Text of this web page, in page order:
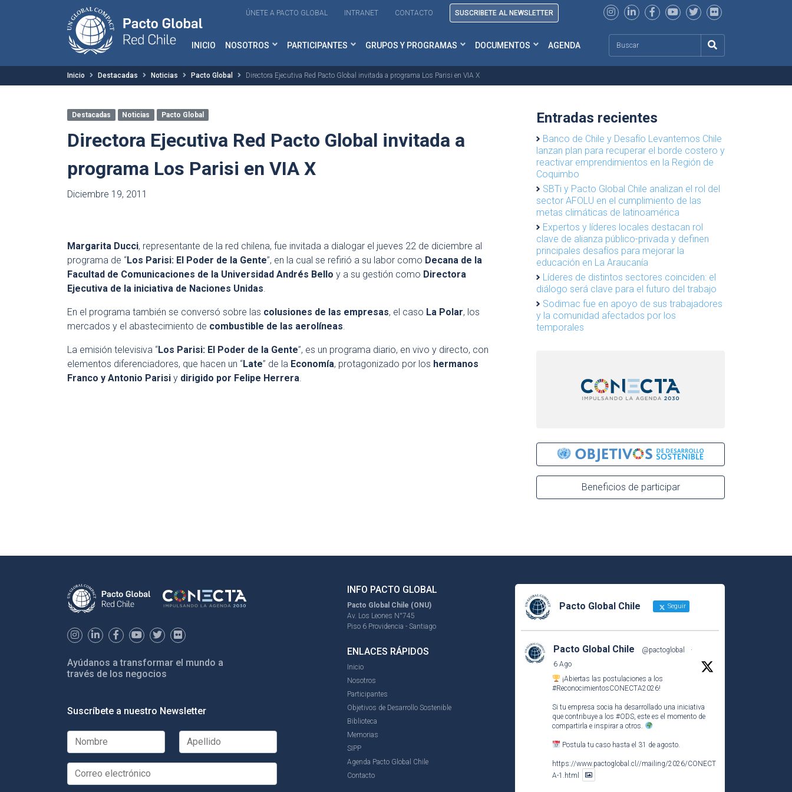
ÚNETE A PACTO GLOBAL INTRANET CONTACTO SUSCRIBETE AL NEWSLETTER
INICIO NOSOTROS PARTICIPANTES GRUPOS Y PROGRAMAS DOCUMENTOS AGENDA
Inicio Destacadas Noticias Pacto Global Directora Ejecutiva Red Pacto Global invitada a programa Los Parisi en VIA X
Destacadas Noticias Pacto Global
Directora Ejecutiva Red Pacto Global invitada a
programa Los Parisi en VIA X
Diciembre 19, 2011
Margarita Ducci, representante de la red chilena, fue invitada a dialogar el jueves 22 de diciembre al
programa de “Los Parisi: El Poder de la Gente”, en la cual se refirió a su labor como Decana de la
Facultad de Comunicaciones de la Universidad Andrés Bello y a su gestión como Directora
Ejecutiva de la iniciativa de Naciones Unidas.
En el programa también se conversó sobre las colusiones de las empresas, el caso La Polar, los
mercados y el abastecimiento de combustible de las aerolíneas.
La emisión televisiva “Los Parisi: El Poder de la Gente”, es un programa diario, en vivo y directo, con
elementos diferenciadores, que hacen un “Late” de la Economía, protagonizado por los hermanos
Franco y Antonio Parisi y dirigido por Felipe Herrera.
Entradas recientes
Banco de Chile y Desafío Levantemos Chile
lanzan plan para recuperar el borde costero y
reactivar emprendimientos en la Región de
Coquimbo
SBTi y Pacto Global Chile analizan el rol del
sector AFOLU en el cumplimiento de las
metas climáticas de latinoamérica
Expertos y líderes locales destacan rol
clave de alianza público-privada y definen
principales desafíos para mejorar la
educación en La Araucanía
Líderes de distintos sectores coinciden: el
diálogo será clave para el futuro del trabajo
Sodimac fue en apoyo de sus trabajadores
y la comunidad afectados por los
temporales
Beneficios de participar
Ayúdanos a transformar el mundo a
través de los negocios
Suscríbete a nuestro Newsletter
INFO PACTO GLOBAL
Pacto Global Chile (ONU)
Av. Los Leones N°745
Piso 6 Providencia - Santiago
ENLACES RÁPIDOS
Inicio
Nosotros
Participantes
Objetivos de Desarrollo Sostenible
Biblioteca
Memorias
SIPP
Agenda Pacto Global Chile
Contacto
Pacto Global Chile Seguir
Pacto Global Chile @pactoglobal
·
6 Ago
¡Abiertas las postulaciones a los
#ReconocimientosCONECTA2026!
Si tu empresa socia ha desarrollado una iniciativa
que contribuye a los #ODS, este es el momento de
compartirla e inspirar a otros.
Postula tu caso hasta el 31 de agosto.
https://www.pactoglobal.cl//mailing/2026/CONECT
A-1.html